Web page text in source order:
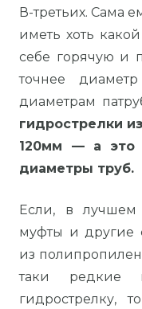
В-третьих. Сама
иметь хоть
себе горячую и
точнее
диаметрам
гидрострелки
120мм — а это
диаметры труб.
Если, в лучшем
муфты и другие
из
таки редкие
гидрострелку,